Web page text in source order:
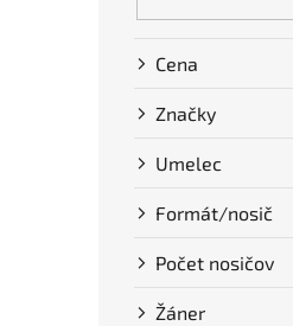
Cena
Značky
Umelec
Formát/nosič
Počet nosičov
Žáner